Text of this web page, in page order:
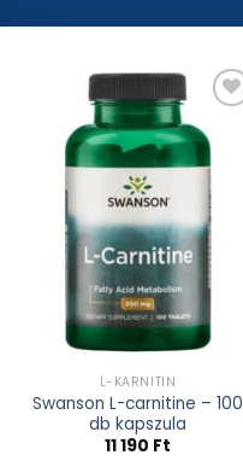
Kívánságlistához
adás
L-KARNITIN
Swanson L-carnitine – 100
db kapszula
11 190 Ft